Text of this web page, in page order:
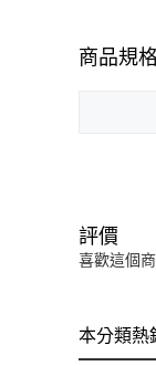
商品規
評價
喜歡這個
本分類熱